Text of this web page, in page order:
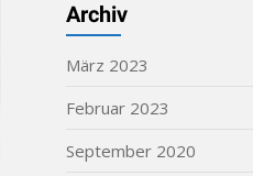
Archiv
März 2023
Februar 2023
September 2020